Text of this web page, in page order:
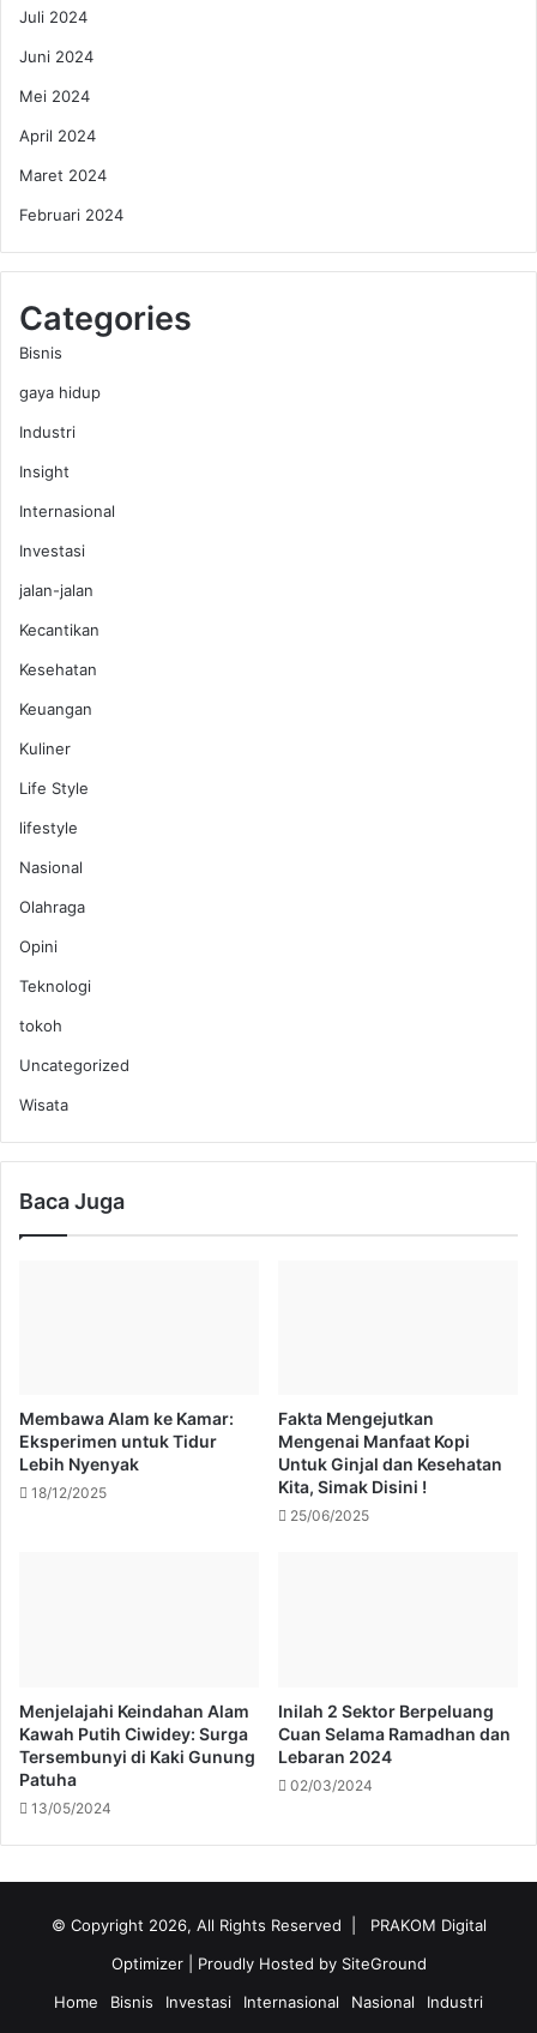
b
t
A
t
i
a
D
T
Juli 2024
Juni 2024
Mei 2024
April 2024
Maret 2024
Februari 2024
Categories
Bisnis
gaya hidup
Industri
Insight
Internasional
Investasi
jalan-jalan
Kecantikan
Kesehatan
Keuangan
Kuliner
Life Style
lifestyle
Nasional
Olahraga
Opini
Teknologi
tokoh
Uncategorized
Wisata
Baca Juga
Membawa Alam ke Kamar:
Eksperimen untuk Tidur
Lebih Nyenyak
18/12/2025
Fakta Mengejutkan
Mengenai Manfaat Kopi
Untuk Ginjal dan Kesehatan
Kita, Simak Disini !
25/06/2025
Menjelajahi Keindahan Alam
Kawah Putih Ciwidey: Surga
Tersembunyi di Kaki Gunung
Patuha
13/05/2024
Inilah 2 Sektor Berpeluang
Cuan Selama Ramadhan dan
Lebaran 2024
02/03/2024
© Copyright 2026, All Rights Reserved |
PRAKOM Digital
Optimizer
| Proudly Hosted by SiteGround
Home
Bisnis Investasi Internasional Nasional
Industri